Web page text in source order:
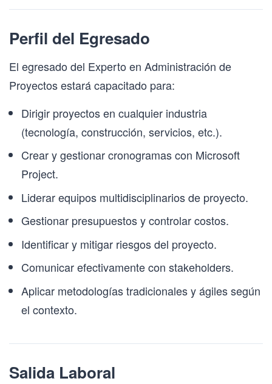
Perfil del Egresado
El egresado del Experto en Administración de
Proyectos estará capacitado para:
Dirigir proyectos en cualquier industria
(tecnología, construcción, servicios, etc.).
Crear y gestionar cronogramas con Microsoft
Project.
Liderar equipos multidisciplinarios de proyecto.
Gestionar presupuestos y controlar costos.
Identificar y mitigar riesgos del proyecto.
Comunicar efectivamente con stakeholders.
Aplicar metodologías tradicionales y ágiles según
el contexto.
Salida Laboral